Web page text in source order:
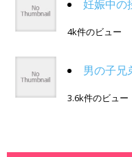
妊娠中の
4k件のビュー
男の子兄
3.6k件のビュー